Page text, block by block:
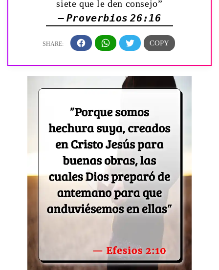
siete que le den consejo”
— Proverbios 26:16